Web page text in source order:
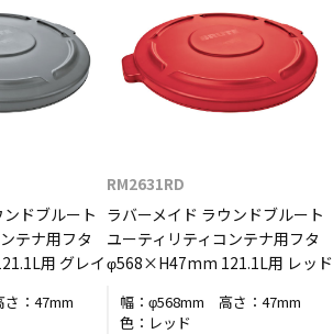
ドブルート
テナ用フタ
用 グレイ
さ： 47mm
RM2631RD
ラバーメイド ラウンドブルート
ユーティリティコンテナ用フタ
φ568×H47mm 121.1L用 レッド
幅： φ568mm 高さ： 47mm
色： レッド